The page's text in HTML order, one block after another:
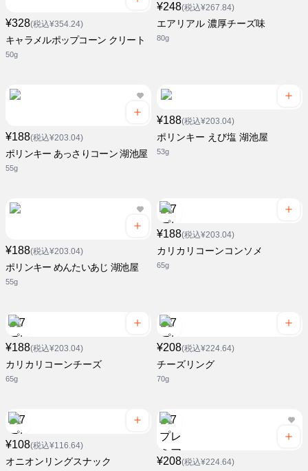
¥328(税込¥354.24)
キャラメルポップコーン クリート
50g
¥248(税込¥267.84)
エアリアル 濃厚チーズ味
80g
¥188(税込¥203.04)
ポリンキー あっさりコーン 湖池屋
55g
¥188(税込¥203.04)
ポリンキー えび塩 湖池屋
53g
¥188(税込¥203.04)
ポリンキー めんたいあじ 湖池屋
55g
¥188(税込¥203.04)
カリカリコーンコンソメ
65g
¥188(税込¥203.04)
カリカリコーンチーズ
65g
¥208(税込¥224.64)
チーズリング
70g
¥108(税込¥116.64)
オニオンリングスナック ¥208(税込¥224.64)